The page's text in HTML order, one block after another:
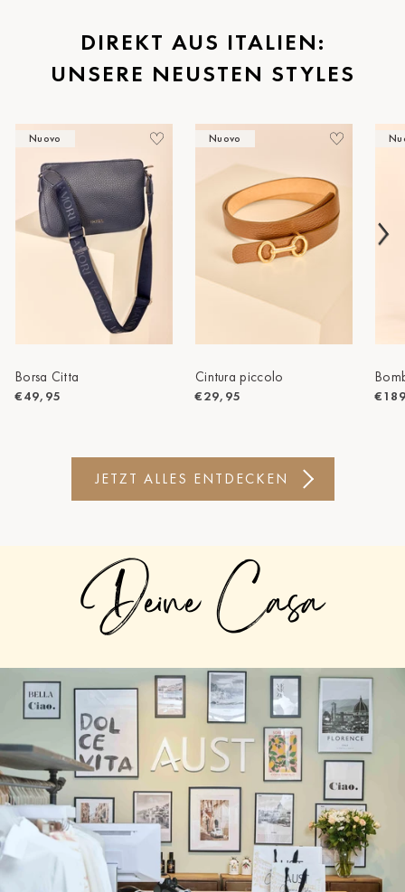
St.Pölten
Staufen
Timmendorf
Tulln
Tuttlingen
Wien Hietzing (13.Bez.)
Zwettl
DIREKT AUS ITALIEN:
UNSERE NEUSTEN STYLES
Nuovo
Borsa Citta
€49,95
Nuovo
Cintura piccolo
€29,95
JETZT ALLES ENTDECKEN
Deine Casa